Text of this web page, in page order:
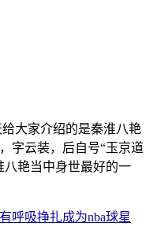
大家介绍的是秦淮八艳
字云装，后自号“玉京道
八艳当中身世最好的一